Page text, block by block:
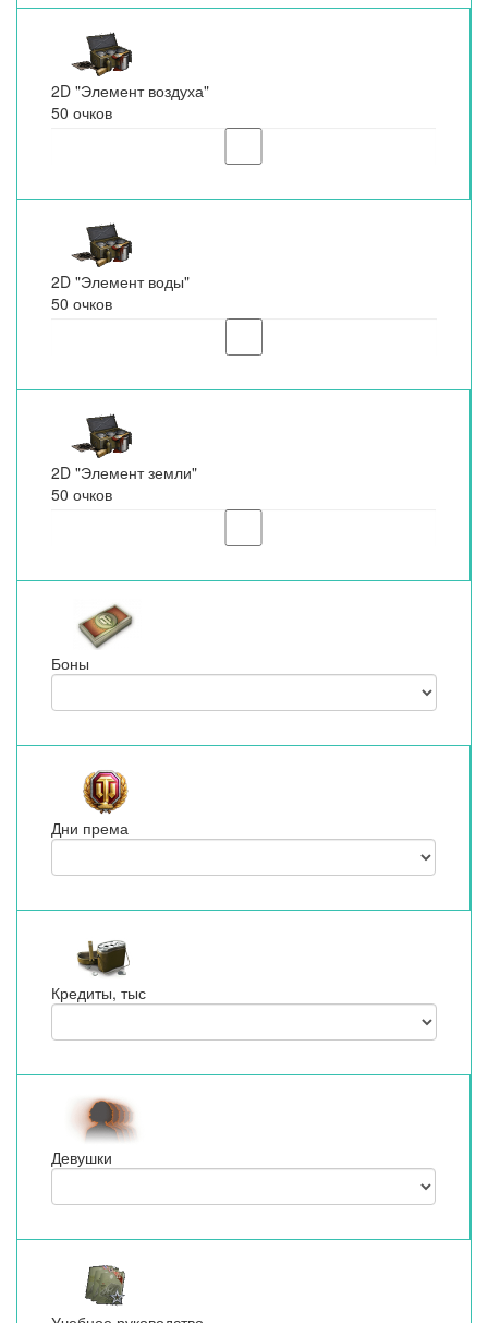
2D "Элемент воздуха"
50 очков
2D "Элемент воды"
50 очков
2D "Элемент земли"
50 очков
Боны
Дни према
Кредиты, тыс
Девушки